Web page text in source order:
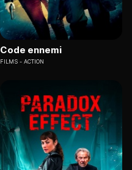
Code ennemi
FILMS ACTION